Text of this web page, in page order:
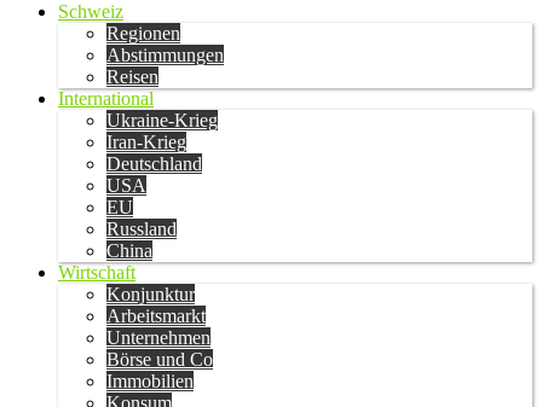
Schweiz
Regionen
Abstimmungen
Reisen
International
Ukraine-Krieg
Iran-Krieg
Deutschland
USA
EU
Russland
China
Wirtschaft
Konjunktur
Arbeitsmarkt
Unternehmen
Börse und Co
Immobilien
Konsum